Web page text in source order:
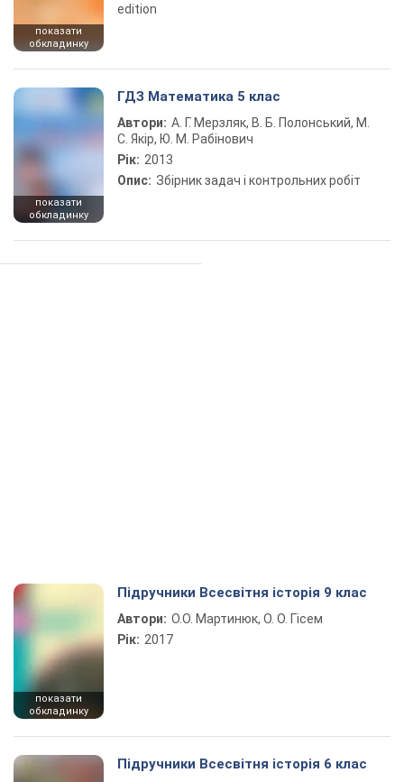
показати
обкладинку
edition
показати
обкладинку
ГДЗ Математика 5 клас
Автори: А. Г. Мерзляк, В. Б. Полонський, М.
С. Якір, Ю. М. Рабінович
Рік: 2013
Опис: Збірник задач і контрольних робіт
показати
обкладинку
Підручники Всесвітня історія 9 клас
Автори: О.О. Мартинюк, О. О. Гісем
Рік: 2017
Підручники Всесвітня історія 6 клас